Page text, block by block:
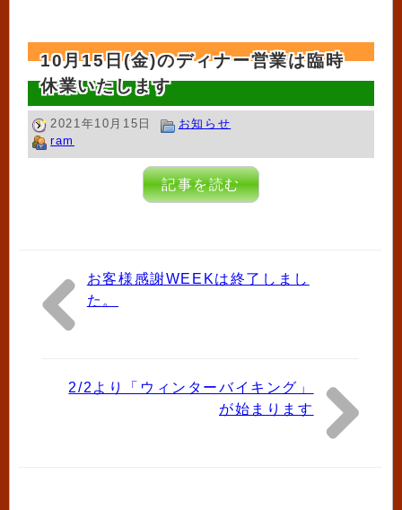
10月15日(金)のディナー営業は臨時
休業いたします
2021年10月15日
お知らせ
ram
記事を読む
お客様感謝WEEKは終了しまし
た。
2/2より「ウィンターバイキング」
が始まります